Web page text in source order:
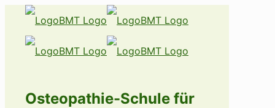
Osteopathie-Schule für